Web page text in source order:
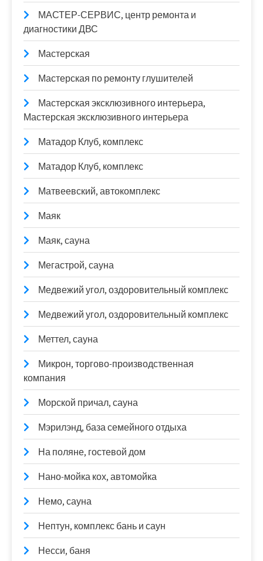
МАСТЕР-СЕРВИС, центр ремонта и
диагностики ДВС
Мастерская
Мастерская по ремонту глушителей
Мастерская эксклюзивного интерьера,
Мастерская эксклюзивного интерьера
Матадор Клуб, комплекс
Матадор Клуб, комплекс
Матвеевский, автокомплекс
Маяк
Маяк, сауна
Мегастрой, сауна
Медвежий угол, оздоровительный комплекс
Медвежий угол, оздоровительный комплекс
Меттел, сауна
Микрон, торгово-производственная
компания
Морской причал, сауна
Мэрилэнд, база семейного отдыха
На поляне, гостевой дом
Нано-мойка кох, автомойка
Немо, сауна
Нептун, комплекс бань и саун
Несси, баня